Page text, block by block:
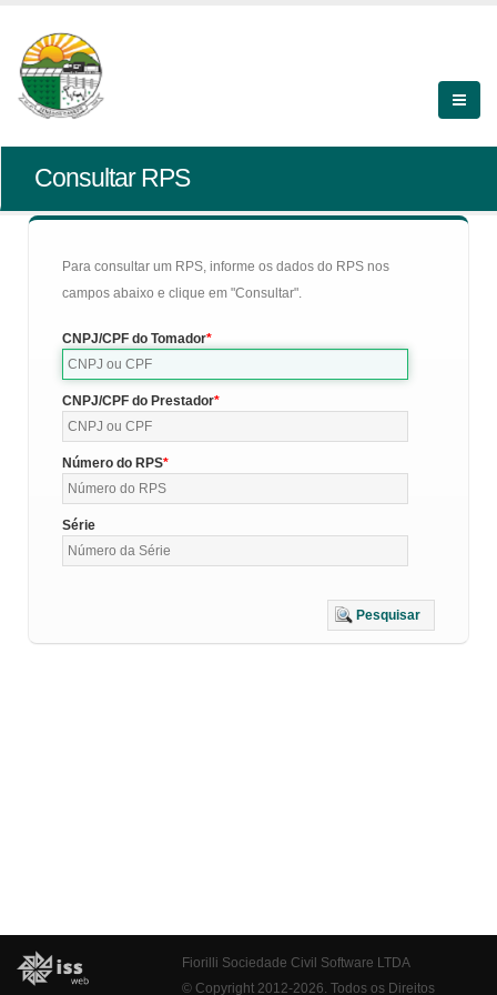
Consultar RPS
Para consultar um RPS, informe os dados do RPS nos
campos abaixo e clique em "Consultar".
CNPJ/CPF do Tomador
CNPJ/CPF do Prestador
Número do RPS
Série
Pesquisar
Fiorilli Sociedade Civil Software LTDA
© Copyright 2012-2026. Todos os Direitos